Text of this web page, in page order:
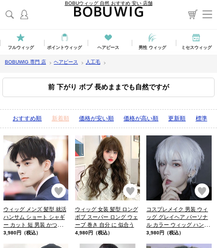
BOBUウィッグ 自然 おすすめ 安い 店舗
フルウィッグ ポイントウィッグ ヘアピース 男性 ウィッグ ミセスウィッグ
BOBUWIG 専門 店 ヘアピース 人工毛
前 下がり ボブ 長めままでも自然ですが
表示順：おすすめ順 新着順 価格が安い順 価格が高い順 更新順 標準
お気に入り
ウィッグ メンズ 髪型 就活
ハンサム ショート シャギ
ー カット 短 男装 かつら
トムボーイ 髪型
3,980円（税込）
お気に入り
ウィッグ 女装 髪型 ロング
ボブ スーパー ロング ウェ
ーブ 巻き 自分 に 似合う
4,980円（税込）
お
コスプレメイク 男装 ウィ
ッグ グレイヘア パーソナ
ル カラー ウィッグ ハンサ
ム ショート 眉毛 アート メ
3,980円（税込）